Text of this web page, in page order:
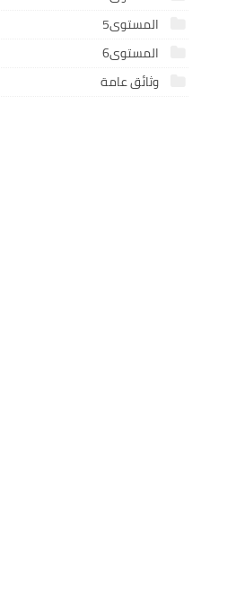
المستوى5
المستوى6
وثائق عامة